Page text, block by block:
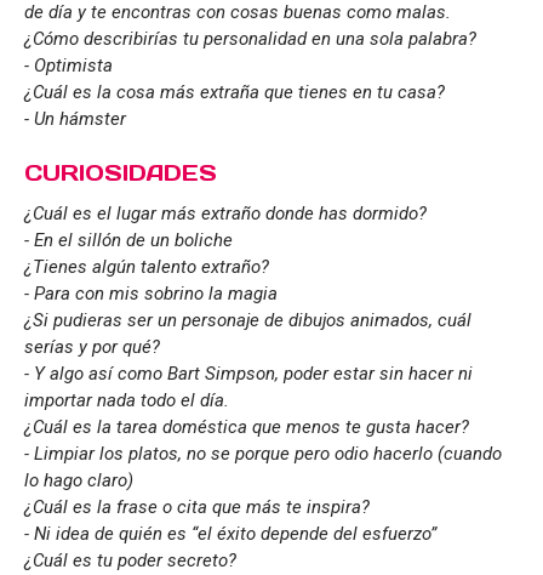
de día y te encontras con cosas buenas como malas.
¿Cómo describirías tu personalidad en una sola palabra?
- Optimista
¿Cuál es la cosa más extraña que tienes en tu casa?
- Un hámster
CURIOSIDADES
¿Cuál es el lugar más extraño donde has dormido?
- En el sillón de un boliche
¿Tienes algún talento extraño?
- Para con mis sobrino la magia
¿Si pudieras ser un personaje de dibujos animados, cuál
serías y por qué?
- Y algo así como Bart Simpson, poder estar sin hacer ni
importar nada todo el día.
¿Cuál es la tarea doméstica que menos te gusta hacer?
- Limpiar los platos, no se porque pero odio hacerlo (cuando
lo hago claro)
¿Cuál es la frase o cita que más te inspira?
- Ni idea de quién es “el éxito depende del esfuerzo”
¿Cuál es tu poder secreto?